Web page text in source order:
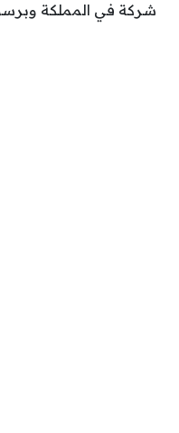
شركة في المملكة